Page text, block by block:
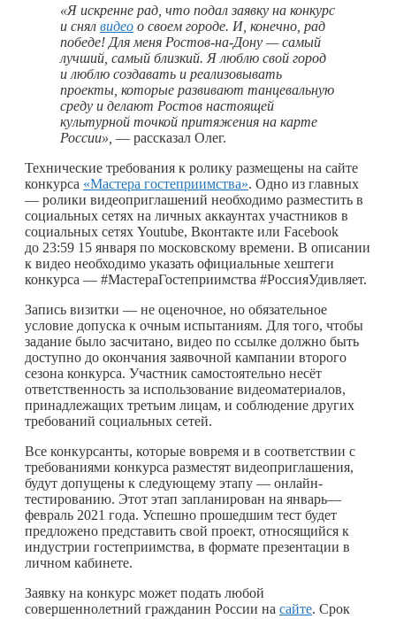
«Я искренне рад, что подал заявку на конкурс
и снял видео о своем городе. И, конечно, рад
победе! Для меня Ростов-на-Дону — самый
лучший, самый близкий. Я люблю свой город
и люблю создавать и реализовывать
проекты, которые развивают танцевальную
среду и делают Ростов настоящей
культурной точкой притяжения на карте
России», — рассказал Олег.
Технические требования к ролику размещены на сайте
конкурса «Мастера гостеприимства». Одно из главных
— ролики видеоприглашений необходимо разместить в
социальных сетях на личных аккаунтах участников в
социальных сетях Youtube, Вконтакте или Facebook
до 23:59 15 января по московскому времени. В описании
к видео необходимо указать официальные хештеги
конкурса — #МастераГостеприимства #РоссияУдивляет.
Запись визитки — не оценочное, но обязательное
условие допуска к очным испытаниям. Для того, чтобы
задание было засчитано, видео по ссылке должно быть
доступно до окончания заявочной кампании второго
сезона конкурса. Участник самостоятельно несёт
ответственность за использование видеоматериалов,
принадлежащих третьим лицам, и соблюдение других
требований социальных сетей.
Все конкурсанты, которые вовремя и в соответствии с
требованиями конкурса разместят видеоприглашения,
будут допущены к следующему этапу — онлайн-
тестированию. Этот этап запланирован на январь—
февраль 2021 года. Успешно прошедшим тест будет
предложено представить свой проект, относящийся к
индустрии гостеприимства, в формате презентации в
личном кабинете.
Заявку на конкурс может подать любой
совершеннолетний гражданин России на сайте. Срок